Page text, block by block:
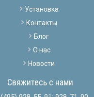
Установка
Контакты
Блог
О нас
Новости
Свяжитесь с нами